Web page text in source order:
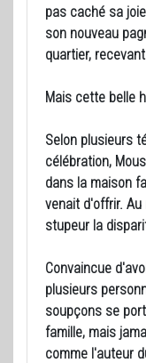
pas caché sa
son nouveau
quartier,
Mais cette belle
Selon plusieurs
célébration,
dans la maison
venait d'offrir.
stupeur la
Convaincue
plusieurs
soupçons se
famille, mais
comme l'auteur